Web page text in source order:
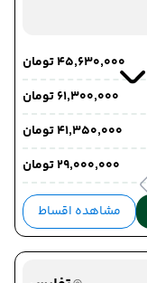
۴۵٬۶۳۰٬۰۰۰ تومان
۶۱٬۳۰۰٬۰۰۰ تومان
۴۱٬۳۵۰٬۰۰۰ تومان
۲۹٬۰۰۰٬۰۰۰ تومان
مشاهده اقساط